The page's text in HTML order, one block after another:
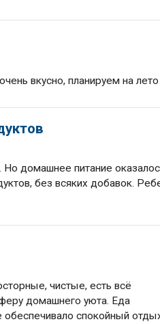
вкусно, планируем на
домашнее питание
без всяких добавок.
чистые, есть всё
домашнего уюта. Еда
обеспечивало спокойный